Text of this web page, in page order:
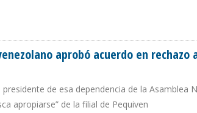
aprobó acuerdo en rechazo
presidente de esa dependencia de la Asamblea
apropiarse” de la filial de Pequiven